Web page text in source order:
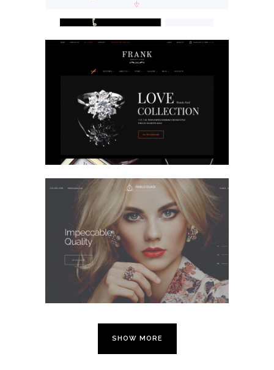
Jewelry
E-Commerce Design / Website Design
/ 쥬얼리 / 쥬얼리
Jewelry
E-Commerce Design / Website Design
/ 쥬얼리 / 쥬얼리
SHOW MORE